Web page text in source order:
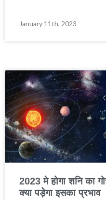
January 11th, 2023
2023 मे होगा शनि का
क्या पड़ेगा इसका प्रभाव